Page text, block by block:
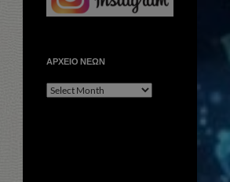
ΑΡΧΕΙΟ ΝΕΩΝ
ΑΡΧΕΙΟ